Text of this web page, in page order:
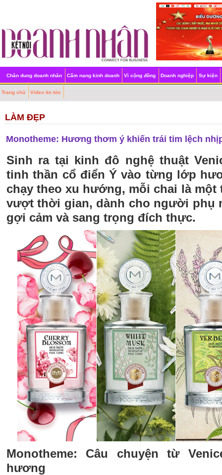
Chân dung doanh nhân Cẩm nang kinh doanh Vì cộng đồng Doanh nghiệp Sự kiện
Trang chủ Video tin tức
LÀM ĐẸP
Monotheme: Hương thơm ý khiến trái tim lệch
Sinh ra tại kinh đô nghệ thuật
tinh thần cổ điển Ý vào từng lớp
chạy theo xu hướng, mỗi chai là
vượt thời gian, dành cho người phụ
gợi cảm và sang trọng đích thực.
Monotheme: Câu chuyện từ
hương